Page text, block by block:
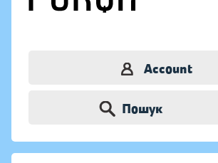
Account
Пошук